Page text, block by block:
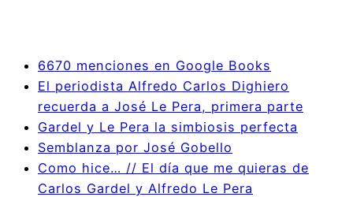
6670 menciones en Google Books
El periodista Alfredo Carlos Dighiero
recuerda a José Le Pera, primera parte
Gardel y Le Pera la simbiosis perfecta
Semblanza por José Gobello
Como hice… // El día que me quieras de
Carlos Gardel y Alfredo Le Pera